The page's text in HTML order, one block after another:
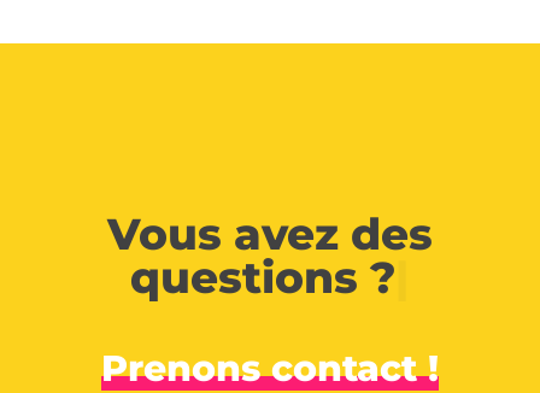
Vous avez des
questions ?
Prenons contact !